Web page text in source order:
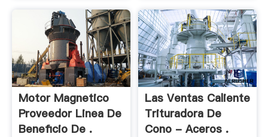
Motor Magnetico
Proveedor Linea De
Beneficio De .
Las Ventas Caliente
Trituradora De
Cono - Aceros .